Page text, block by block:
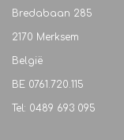
Bredabaan 285
2170 Merksem
België
BE 0761.720.115
Tel: 0489 693 095